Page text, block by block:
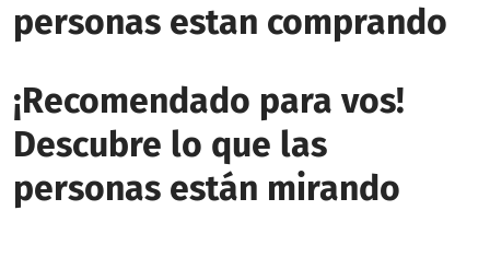
personas estan comprando
¡Recomendado para vos!
Descubre lo que las
personas están mirando